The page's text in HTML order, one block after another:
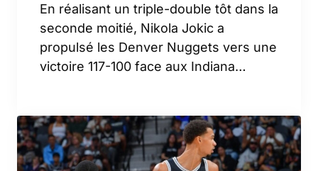
En réalisant un triple-double tôt dans la
seconde moitié, Nikola Jokic a
propulsé les Denver Nuggets vers une
victoire 117-100 face aux Indiana…